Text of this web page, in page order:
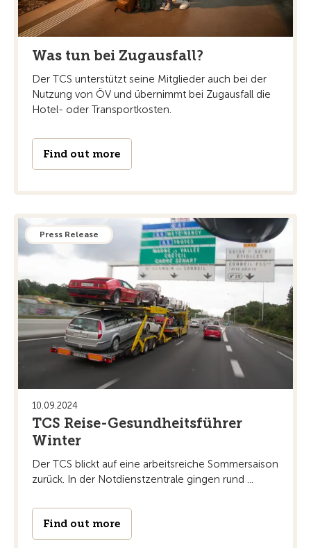
Was tun bei Zugausfall?
Der TCS unterstützt seine Mitglieder auch bei der
Nutzung von ÖV und übernimmt bei Zugausfall die
Hotel- oder Transportkosten.
Find out more
Press Release
10.09.2024
TCS Reise-Gesundheitsführer
Winter
Der TCS blickt auf eine arbeitsreiche Sommersaison
zurück. In der Notdienstzentrale gingen rund ...
Find out more